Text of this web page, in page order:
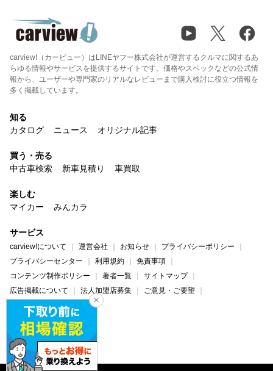
carview!（カービュー）はLINEヤフー株式会社が運営するクルマに関するあ
らゆる情報やサービスを提供するサイトです。価格やスペックなどの公式情
報から、ユーザーや専門家のリアルなレビューまで購入検討に役立つ情報を
多く掲載しています。
知る
カタログ
ニュース オリジナル記事
買う・売る
中古車検索
新車見積り 車買取
楽しむ
マイカー
みんカラ
サービス
carview!について 運営会社 お知らせ
プライバシーポリシー
プライバシーセンター
利用規約
免責事項
コンテンツ制作ポリシー
著者一覧
サイトマップ
広告掲載について
法人加盟店募集
ご意見・ご要望
ヘルプ・お問い合わせ
carview! Yahoo! JAPAN